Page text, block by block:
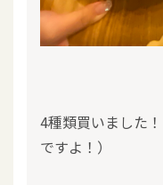
4種類買いました
ですよ！）